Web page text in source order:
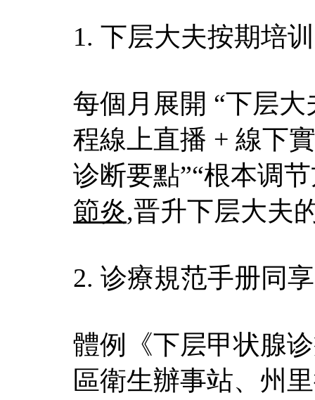
1. 下层大夫按期培训​
每個月展開 “下层
程線上直播 + 線下
诊断要點”“根本调
節炎,晋升下层大夫
2. 诊療規范手册同享​
體例《下层甲状腺
區衛生辦事站、州